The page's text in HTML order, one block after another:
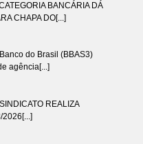
BANCÁRIA DÁ
CHAPA DO[...]
do Brasil (BBAS3)
agência[...]
REALIZA
2026[...]